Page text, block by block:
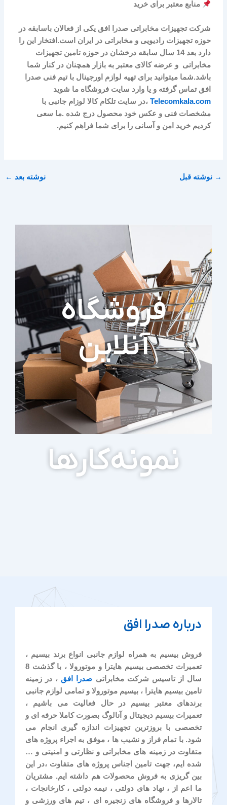
منابع معتبر برای خرید
شرکتتجهیزات مخابراتی صدرا افق یکی از فعالان باسابقه در
حوزه تجهیزات رادیویی و مخابراتی در ایران است.افتخار این را
دارد بعد 14 سال سابقه درخشان در حوزه تامین تجهیزات
مخابراتی و عرضه کالای معتبر به بازار همچنان در کنار شما
باشد.شما میتوانید برای تهیه لوازم اورجینال با تیم فنی صدرا
افق تماس گرفته و یا وارد سایت فروشگاه ما شوید
Telecomkala.com ،در سایت تلکام کالا لوزام جانبی با
مشخصات فنی و عکس خود محصول درج شده .ما سعی
کردیم خرید امن و آسانی را برای شما فراهم کنیم.
→ نوشته قبل نوشته بعد ←
فروشگاه
آنلاین
نمونه‌کارها
درباره صدرا افق
فروش بیسیم به همراه لوازم جانبی انواع برند بیسیم ،
تعمیرات تخصصی بیسیم هایترا و موتورولا ، با گذشت 8
سال از تاسیس شرکت مخابراتی صدرا افق ، در زمینه
تامین بیسیم هایترا ، بیسیم موتورولا و تمامی لوازم جانبی
برندهای معتبر بیسیم در حال فعالیت می باشیم ،
تعمیرات بیسیم دیجیتال و آنالوگ بصورت کاملا حرفه ای و
تخصصی با بروزترین تجهیزات اندازه گیری انجام می
شود. با تمام فراز و نشیب ها ، موفق به اجراء پروژه های
متفاوت در زمینه های مخابراتی و نظارتی و امنیتی و …
شده ایم، جهت تامین اجناس پروژه های متفاوت ،در این
بین گریزی به فروش محصولات هم داشته ایم. مشتریان
ما اعم از ، نهاد های دولتی ، نیمه دولتی ، کارخانجات ،
تالارها و فروشگاه های زنجیره ای ، تیم های ورزشی و